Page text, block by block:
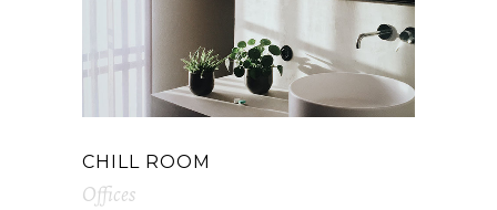
CHILL ROOM
Offices